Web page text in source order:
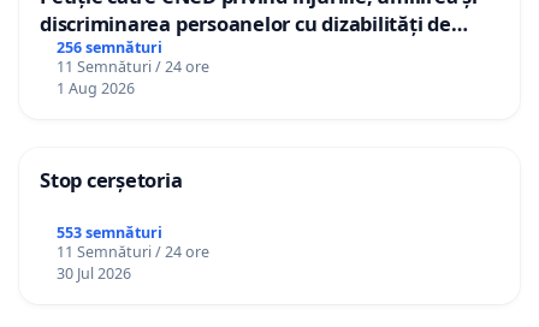
discriminarea persoanelor cu dizabilități de
către utilizatorul TikTok „Gorici”
256 semnături
11 Semnături / 24 ore
1 Aug 2026
Stop cerșetoria
553 semnături
11 Semnături / 24 ore
30 Jul 2026